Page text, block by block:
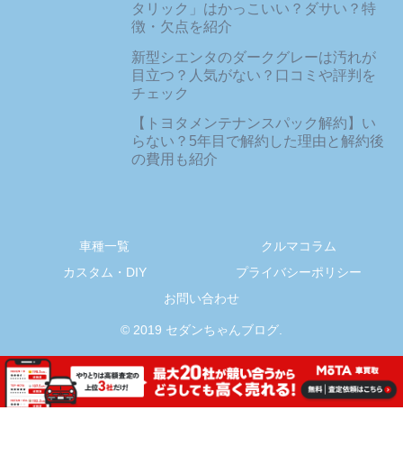
タリック」はかっこいい？ダサい？特
徴・欠点を紹介
新型シエンタのダークグレーは汚れが
目立つ？人気がない？口コミや評判を
チェック
【トヨタメンテナンスパック解約】い
らない？5年目で解約した理由と解約後
の費用も紹介
車種一覧
クルマコラム
カスタム・DIY
プライバシーポリシー
お問い合わせ
© 2019 セダンちゃんブログ.